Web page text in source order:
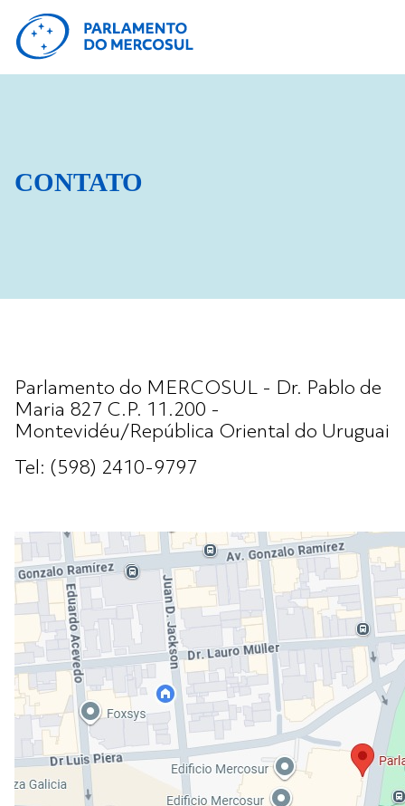
CONTATO
Parlamento do MERCOSUL - Dr. Pablo de
Maria 827 C.P. 11.200 -
Montevidéu/República Oriental do Uruguai
Tel: (598) 2410-9797